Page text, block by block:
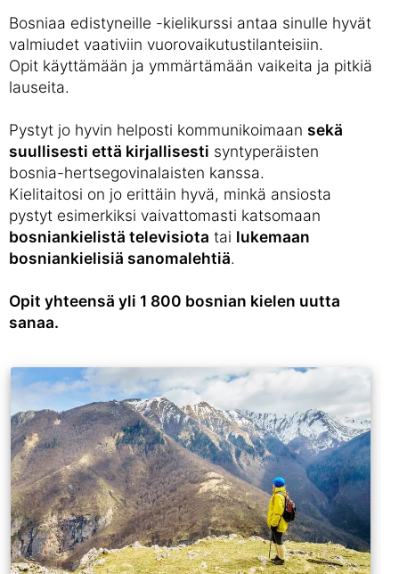
Bosniaa edistyneille -kielikurssi antaa sinulle hyvät
valmiudet vaativiin vuorovaikutustilanteisiin.
Opit käyttämään ja ymmärtämään vaikeita ja pitkiä
lauseita.
Pystyt jo hyvin helposti kommunikoimaan sekä
suullisesti että kirjallisesti syntyperäisten
bosnia-hertsegovinalaisten kanssa.
Kielitaitosi on jo erittäin hyvä, minkä ansiosta
pystyt esimerkiksi vaivattomasti katsomaan
bosniankielistä televisiota tai lukemaan
bosniankielisiä sanomalehtiä.
Opit yhteensä yli 1 800 bosnian kielen uutta
sanaa.